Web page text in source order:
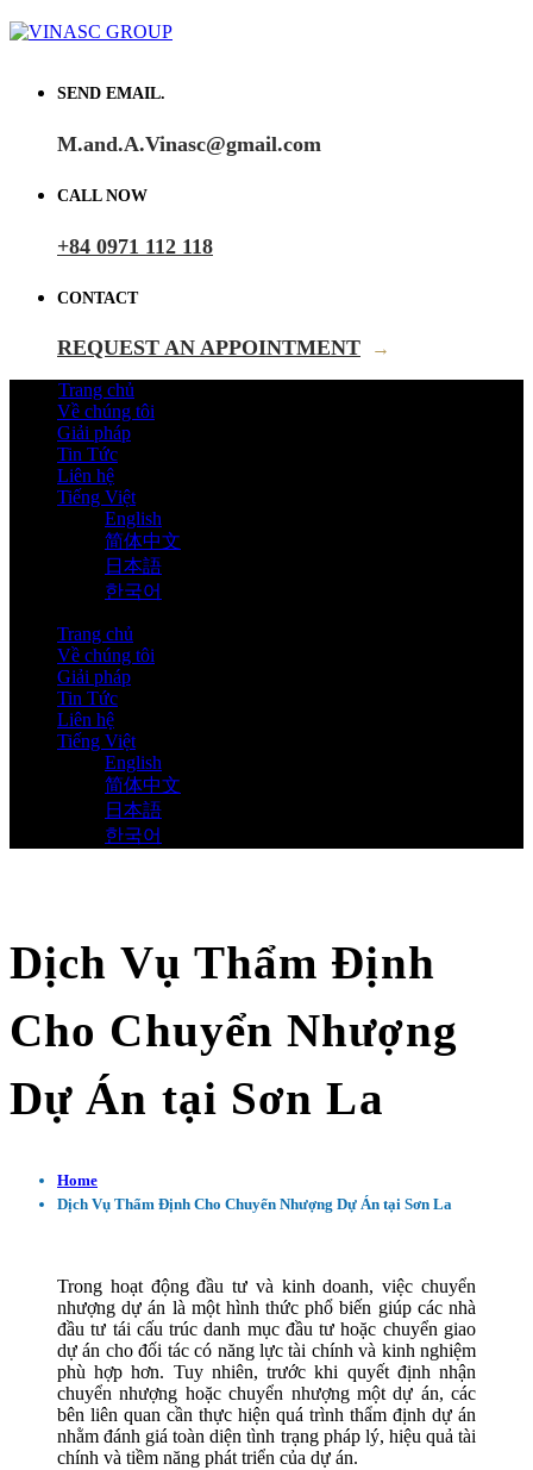
SEND EMAIL.
M.and.A.Vinasc@gmail.com
CALL NOW
+84 0971 112 118
CONTACT
REQUEST AN APPOINTMENT →
Trang chủ
Về chúng tôi
Giải pháp
Tin Tức
Liên hệ
Tiếng Việt
English
简体中文
日本語
한국어
Trang chủ
Về chúng tôi
Giải pháp
Tin Tức
Liên hệ
Tiếng Việt
English
简体中文
日本語
한국어
Dịch Vụ Thẩm Định
Cho Chuyển Nhượng
Dự Án tại Sơn La
Home
Dịch Vụ Thẩm Định Cho Chuyển Nhượng Dự Án tại Sơn La
Trong hoạt động đầu tư và kinh doanh, việc chuyển
nhượng dự án là một hình thức phổ biến giúp các nhà
đầu tư tái cấu trúc danh mục đầu tư hoặc chuyển giao
dự án cho đối tác có năng lực tài chính và kinh nghiệm
phù hợp hơn. Tuy nhiên, trước khi quyết định nhận
chuyển nhượng hoặc chuyển nhượng một dự án, các
bên liên quan cần thực hiện quá trình thẩm định dự án
nhằm đánh giá toàn diện tình trạng pháp lý, hiệu quả tài
chính và tiềm năng phát triển của dự án.